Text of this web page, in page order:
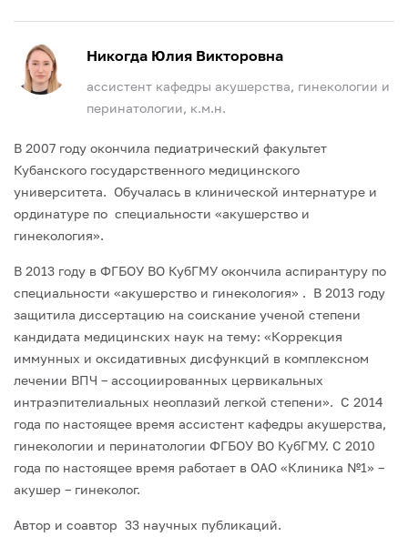
Никогда Юлия Викторовна
ассистент кафедры акушерства, гинекологии и
перинатологии, к.м.н.
В 2007 году окончила педиатрический факультет
Кубанского государственного медицинского
университета. Обучалась в клинической интернатуре и
ординатуре по специальности «акушерство и
гинекология».
В 2013 году в ФГБОУ ВО КубГМУ окончила аспирантуру по
специальности «акушерство и гинекология» . В 2013 году
защитила диссертацию на соискание ученой степени
кандидата медицинских наук на тему: «Коррекция
иммунных и оксидативных дисфункций в комплексном
лечении ВПЧ – ассоциированных цервикальных
интраэпителиальных неоплазий легкой степени». С 2014
года по настоящее время ассистент кафедры акушерства,
гинекологии и перинатологии ФГБОУ ВО КубГМУ. С 2010
года по настоящее время работает в ОАО «Клиника №1» –
акушер – гинеколог.
Автор и соавтор 33 научных публикаций.